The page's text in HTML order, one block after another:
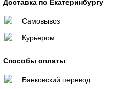
Доставка по Екатеринбургу
Самовывоз
Курьером
Способы оплаты
Банковский перевод